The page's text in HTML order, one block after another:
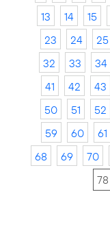
13
14 15
23
24 25
32
33 34
41
42 43
50
51 52
59
60 61
68
69 70
78